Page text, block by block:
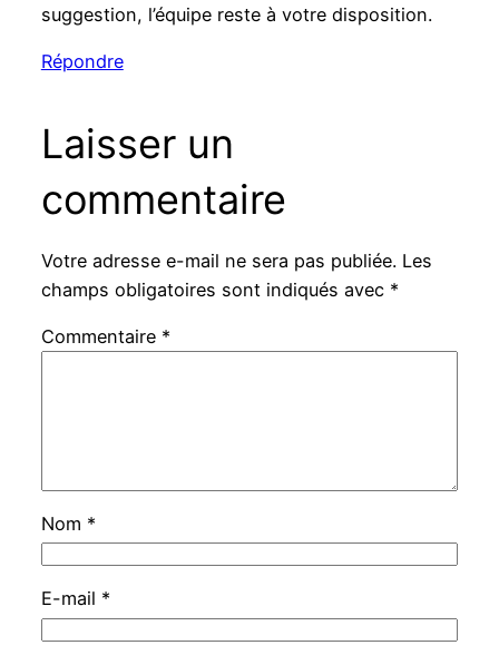
suggestion, l’équipe reste à votre disposition.
Répondre
Laisser un
commentaire
Votre adresse e-mail ne sera pas publiée. Les
champs obligatoires sont indiqués avec *
Commentaire *
Nom *
E-mail *